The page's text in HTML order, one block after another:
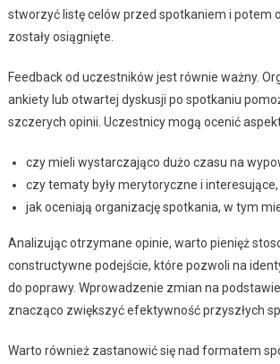
stworzyć listę celów przed spotkaniem i potem
zostały osiągnięte.
Feedback od uczestników jest równie ważny.
ankiety lub otwartej dyskusji po spotkaniu
szczerych opinii. Uczestnicy mogą ocenić
czy mieli wystarczająco dużo czasu na
czy tematy były merytoryczne i interesujące,
jak oceniają organizację spotkania, w tym
Analizując otrzymane opinie, warto pienięż
constructywne podejście, które pozwoli na
do poprawy. Wprowadzenie zmian na
znacząco zwiększyć efektywność przyszłych
Warto również zastanowić się nad formatem